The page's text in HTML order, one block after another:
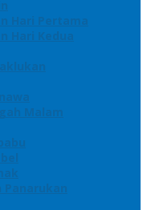
Hari Pertama
Hari Kedua
Malam
Panarukan